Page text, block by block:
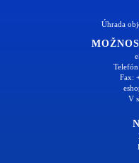
Úhrada
Fax:
V